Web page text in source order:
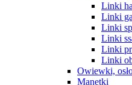
Linki
Linki
Linki
Linki
Linki
Linki
Owiewki,
Manetki